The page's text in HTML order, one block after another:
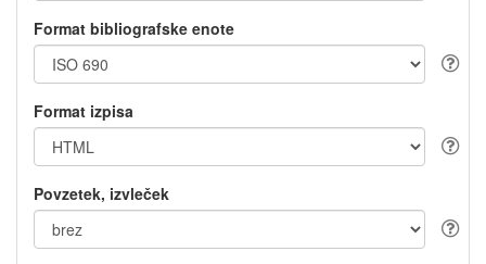
Format bibliografske enote
Format izpisa
Povzetek, izvleček